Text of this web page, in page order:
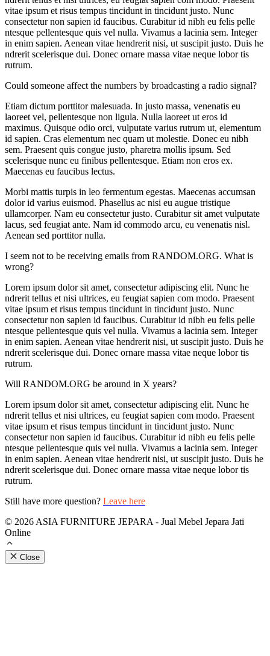
vitae ipsum et risus tempus tincidunt in tincidunt justo. Nunc
consectetur non sapien id faucibus. Curabitur id nibh eu felis pelle
ntesque pellentesque quis vel nulla. Vivamus a lacinia sem. Integer
in enim sapien. Aenean vitae hendrerit nisi, ut suscipit justo. Duis he
ndrerit scelerisque dui. Donec ornare massa vitae neque lobor tis
rutrum.
Could someone affect the numbers by broadcasting a radio signal?
Etiam dictum porttitor malesuada. In justo massa, venenatis eu
laoreet vel, pellentesque non ligula. Nulla laoreet ut eros id
maximus. Quisque odio orci, vulputate varius rutrum ut, elementum
id sapien. Cras elementum nec quam ut molestie. Donec eu nibh
sem. Praesent quis congue justo, pharetra mollis ipsum. Sed
scelerisque nunc eu finibus pellentesque. Etiam non eros ex.
Maecenas eu faucibus lectus.
Morbi mattis turpis in leo fermentum egestas. Maecenas accumsan
dolor id varius euismod. Phasellus ac nisi eu augue tristique
ullamcorper. Nam eu consectetur justo. Curabitur sit amet vulputate
lacus, sed feugiat ante. Nam id commodo arcu, eu venenatis nisl.
Aenean sed porttitor nulla.
I seem not to be receiving emails from RANDOM.ORG. What is
wrong?
Lorem ipsum dolor sit amet, consectetur adipiscing elit. Nunc he
ndrerit tellus et nisi ultrices, eu feugiat sapien com modo. Praesent
vitae ipsum et risus tempus tincidunt in tincidunt justo. Nunc
consectetur non sapien id faucibus. Curabitur id nibh eu felis pelle
ntesque pellentesque quis vel nulla. Vivamus a lacinia sem. Integer
in enim sapien. Aenean vitae hendrerit nisi, ut suscipit justo. Duis he
ndrerit scelerisque dui. Donec ornare massa vitae neque lobor tis
rutrum.
Will RANDOM.ORG be around in X years?
Lorem ipsum dolor sit amet, consectetur adipiscing elit. Nunc he
ndrerit tellus et nisi ultrices, eu feugiat sapien com modo. Praesent
vitae ipsum et risus tempus tincidunt in tincidunt justo. Nunc
consectetur non sapien id faucibus. Curabitur id nibh eu felis pelle
ntesque pellentesque quis vel nulla. Vivamus a lacinia sem. Integer
in enim sapien. Aenean vitae hendrerit nisi, ut suscipit justo. Duis he
ndrerit scelerisque dui. Donec ornare massa vitae neque lobor tis
rutrum.
Still have more question? Leave here
© 2026 ASIA FURNITURE JEPARA - Jual Mebel Jepara Jati
Online
Close